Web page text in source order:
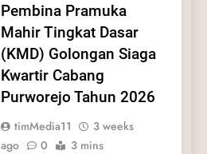
Pembina Pramuka
Mahir Tingkat Dasar
(KMD) Golongan Siaga
Kwartir Cabang
Purworejo Tahun 2026
timMedia11
3 weeks
ago
0 3 mins